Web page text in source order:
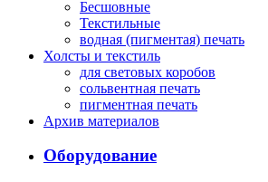
Бесшовные
Текстильные
водная (пигментая) печать
Холсты и текстиль
для световых коробов
сольвентная печать
пигментная печать
Архив материалов
Оборудование